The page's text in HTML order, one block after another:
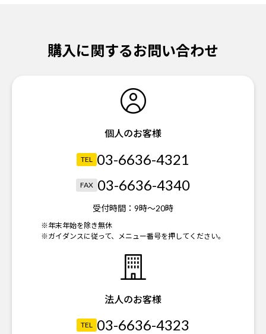
購入に関するお問い合わせ
個人のお客様
TEL 03-6636-4321
FAX 03-6636-4340
受付時間： 9時～20時
※年末年始を除き無休
※ガイダンスに従って、メニュー番号を押してください。
法人のお客様
TEL 03-6636-4323